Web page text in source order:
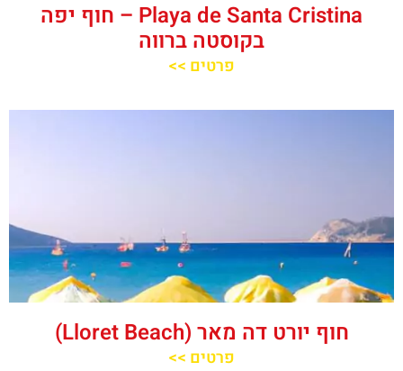
Playa de Santa Cristina – חוף יפה
בקוסטה ברווה
פרטים >>
חוף יורט דה מאר (‪Lloret Beach‬)
פרטים >>